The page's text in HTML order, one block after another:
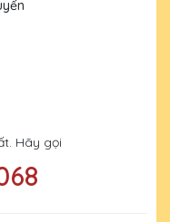
Hãy gọi